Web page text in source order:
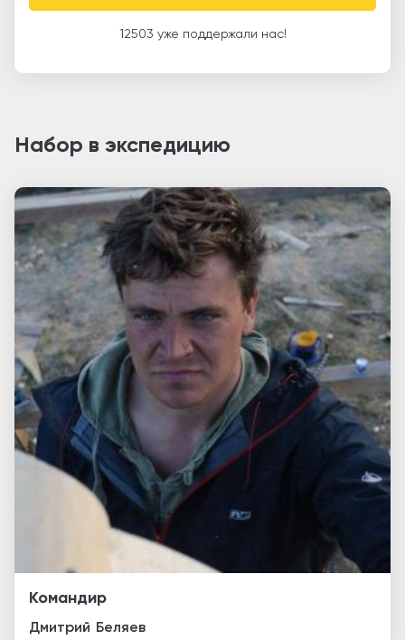
12503 уже поддержали нас!
Набор в экспедицию
Командир
Дмитрий Беляев